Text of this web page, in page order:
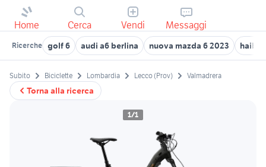
Home Cerca Vendi Messaggi
Ricerche golf 6 audi a6 berlina nuova mazda 6 2023
Torna alla ricerca
Subito Biciclette Lombardia Lecco (Prov) Valmadrera
1/1